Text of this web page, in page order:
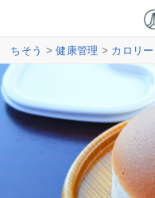
ちそう >健康管理 > カロリー